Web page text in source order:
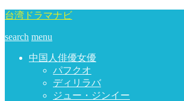
台湾ドラマナビ
search menu
中国人俳優女優
パフクオ
ディリラバ
ジュー・ジンイー